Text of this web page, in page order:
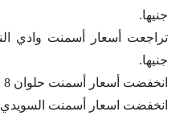
جنيها.
جنيها.
انخفضت أسعار أسمنت حلوان 8 جنيهات 1270 جنيها.
انخفضت اسعار أسمنت السويدي 15 جنيها ليسجل 1270 جنيها.